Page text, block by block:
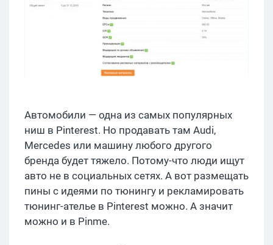
Автомобили — одна из самых популярных
ниш в Pinterest. Но продавать там Audi,
Mercedes или машину любого другого
бренда будет тяжело. Потому-что люди ищут
авто не в социальных сетях. А вот размещать
пины с идеями по тюнингу и рекламировать
тюнинг-ателье в Pinterest можно. А значит
можно и в Pinme.